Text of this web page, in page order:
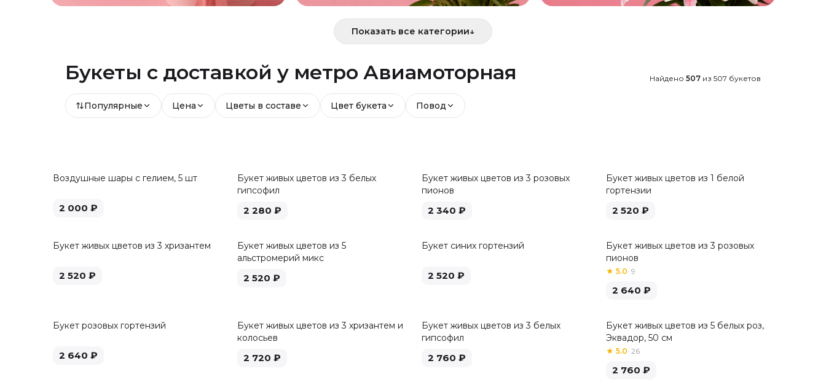
Показать все категории↓
Букеты с доставкой у метро Авиамоторная Найдено 507 из 507 букетов
Популярные Цена Цветы в составе Цвет букета Повод
Воздушные шары с гелием, 5 шт
2 000 ₽
Букет живых цветов из 3 белых
гипсофил
2 280 ₽
Букет живых цветов из 3 розовых
пионов
2 340 ₽
Букет живых цветов из 1 белой
гортензии
2 520 ₽
Букет живых цветов из 3 хризантем
2 520 ₽
Букет живых цветов из 5
альстромерий микс
2 520 ₽
Букет синих гортензий
2 520 ₽
Букет живых цветов из 3 розовых
пионов
★ 5.0· 9
2 640 ₽
Букет розовых гортензий
2 640 ₽
Букет живых цветов из 3 хризантем и
колосьев
2 720 ₽
Букет живых цветов из 3 белых
гипсофил
2 760 ₽
Хит
Букет живых цветов из 5 белых роз,
Эквадор, 50 см
★ 5.0· 26
2 760 ₽